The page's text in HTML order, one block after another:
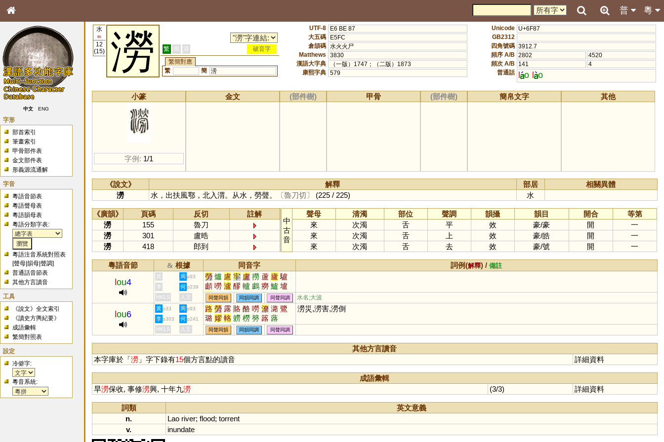
粵
普
中文 ENG
字形
部首索引
筆畫索引
甲骨部件表
金文部件表
形義源流通解
字音
粵語音節表
粵語聲母表
粵語韻母表
粵語分類字表:
粵語注音系統對照表
[聲母 |韻母 |聲調]
普通話音節表
其他方言讀音
工具
《說文》全文索引
《讀史方輿紀要》
成語彙輯
繁簡對照表
設定
冷僻字:
粵音系統:
水
85
12
(15)
澇 繁 簡 港
破音字
繁簡對應
繁
簡 涝
UTF-8
E6 BE 87
大五碼
E5FC
倉頡碼 水火火尸
Matthews
3830
漢語大字典
（一版）1747；（二版）1873
康熙字典 579
Unicode U+6F87
GB2312
四角號碼 3912.7
頻序 A/B 2802
4520
頻次 A/B
141
4
普通話 l o l o
小篆
字例: 1/1
金文 (部件樹) 甲骨 (部件樹) 簡帛文字 其他
《說文》 解釋 部居
相關異體
澇
水，出扶風鄠，北入渭。从水，勞聲。 〔魯刀切〕 (225 / 225) 水
《廣韻》 頁碼 反切
註解
澇
155
魯刀
澇
301
盧晧
澇
418 郎到
中
古
音
聲母 清濁 部位 聲調 韻攝 韻目 開合
等第
來
次濁 舌 平 效 豪/豪 開
一
來
次濁 舌 上 效 豪/皓 開
一
來
次濁 舌 去 效 豪/號 開 一
粵語音節 & 根據 同音字 詞例(解釋) /備註
ou4
黃 周 p93 勞 爐 慮 牢 盧 撈 蘆 廬 驢
顱 嘮 瀘 醪 轤 鸕 癆 鱸 壚
臚 鐒 櫨 嶗 纑 艫 獹 罏 浶
鑪 玈 僗 簩 蟧 謱 籚 蠦 簝
嚧 璷 攎
李 何 p239
HKLS 人文 同聲同韻 同韻同調 同聲同調 水名;大波
ou6
黃 p33 周 p93 路 勞 露 賂 酪 嘮 潦 潞 鷺
璐 嫪 輅 軂 橯 簩 簬 蕗
澇災,澇害,澇倒
李 p303 何 p241
HKLS 人文 同聲同韻 同韻同調 同聲同調
其他方言讀音
本字庫於「澇」字下錄有15個方言點的讀音 詳細資料
成語彙輯
旱澇保收, 事修澇興, 十年九澇 (3/3) 詳細資料
詞類
英文意義
n.
Lao river; flood; torrent
v.
inundate